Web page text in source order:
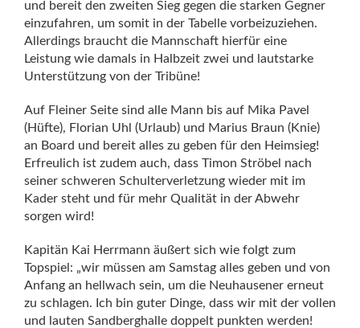
und bereit den zweiten Sieg gegen die starken Gegner
einzufahren, um somit in der Tabelle vorbeizuziehen.
Allerdings braucht die Mannschaft hierfür eine
Leistung wie damals in Halbzeit zwei und lautstarke
Unterstützung von der Tribüne!
Auf Fleiner Seite sind alle Mann bis auf Mika Pavel
(Hüfte), Florian Uhl (Urlaub) und Marius Braun (Knie)
an Board und bereit alles zu geben für den Heimsieg!
Erfreulich ist zudem auch, dass Timon Ströbel nach
seiner schweren Schulterverletzung wieder mit im
Kader steht und für mehr Qualität in der Abwehr
sorgen wird!
Kapitän Kai Herrmann äußert sich wie folgt zum
Topspiel: „wir müssen am Samstag alles geben und von
Anfang an hellwach sein, um die Neuhausener erneut
zu schlagen. Ich bin guter Dinge, dass wir mit der vollen
und lauten Sandberghalle doppelt punkten werden!